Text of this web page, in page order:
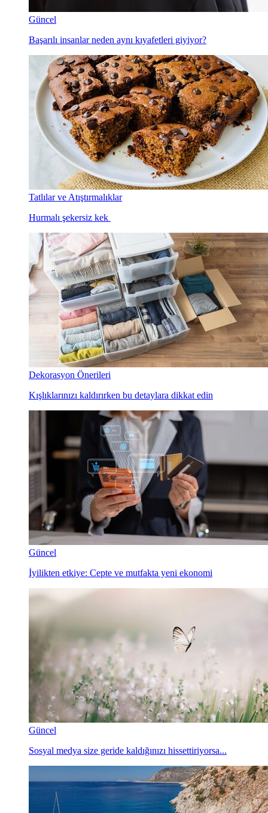
Güncel
Başarılı insanlar neden aynı kıyafetleri giyiyor?
Tatlılar ve Atıştırmalıklar
Hurmalı şekersiz kek
Dekorasyon Önerileri
Kışlıklarınızı kaldırırken bu detaylara dikkat edin
Güncel
İyilikten etkiye: Cepte ve mutfakta yeni ekonomi
Güncel
Sosyal medya size geride kaldığınızı hissettiriyorsa...